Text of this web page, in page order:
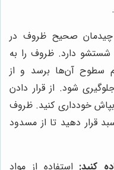
چیدمان صحیح ظروف در
دارد. ظروف را به
سطوح آن‌ها برسد و از
شود. از قرار دادن
خودداری کنید. ظروف
قرار دهید تا از مسدود
کنید: استفاده از مواد